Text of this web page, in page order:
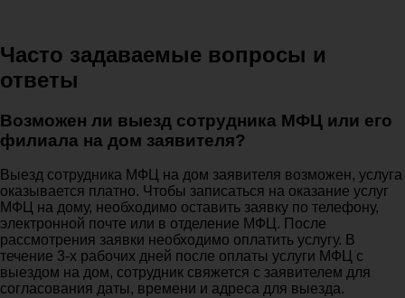
Часто задаваемые вопросы и
ответы
Возможен ли выезд сотрудника МФЦ или его
филиала на дом заявителя?
Выезд сотрудника МФЦ на дом заявителя возможен, услуга
оказывается платно. Чтобы записаться на оказание услуг
МФЦ на дому, необходимо оставить заявку по телефону,
электронной почте или в отделение МФЦ. После
рассмотрения заявки необходимо оплатить услугу. В
течение 3-х рабочих дней после оплаты услуги МФЦ с
выездом на дом, сотрудник свяжется с заявителем для
согласования даты, времени и адреса для выезда.